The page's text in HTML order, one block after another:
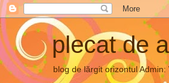
plecat de
blog de lărgit orizontul